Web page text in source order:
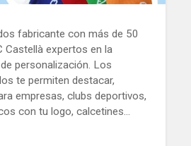
fabricante con más de 50
Castellà expertos en la
personalización. Los
te permiten destacar,
empresas, clubs deportivos,
con tu logo, calcetines…